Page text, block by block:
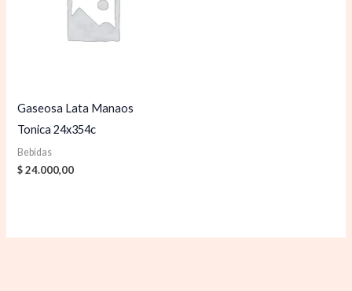
Gaseosa Lata Manaos
Tonica 24x354c
Bebidas
$24.000,00